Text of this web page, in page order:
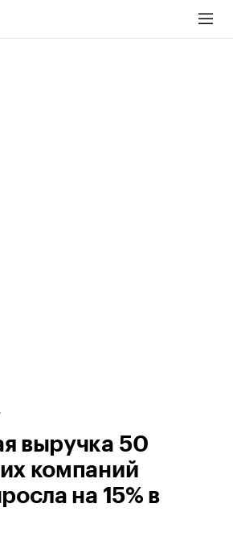
выручка 50
компаний
на 15% в